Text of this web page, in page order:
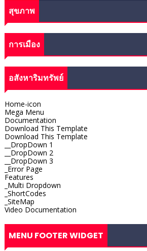
สุขภาพ
การเมือง
อสังหาริมทรัพย์
Home-icon
Mega Menu
Documentation
Download This Template
Download This Template
__DropDown 1
__DropDown 2
__DropDown 3
_Error Page
Features
_Multi Dropdown
_ShortCodes
_SiteMap
Video Documentation
MENU FOOTER WIDGET